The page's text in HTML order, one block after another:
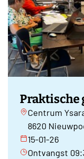
Praktische
Centrum
8620
15-01-26
Ontvangst